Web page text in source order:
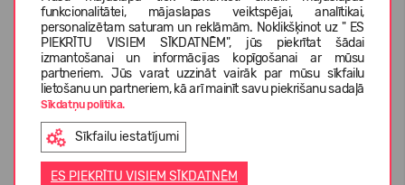
funkcionalitātei, mājaslapas veiktspējai, analītikai,
personalizētam saturam un reklāmām. Noklikšķinot uz " ES
PIEKRĪTU VISIEM SĪKDATNĒM", jūs piekrītat šādai
izmantošanai un informācijas kopīgošanai ar mūsu
partneriem. Jūs varat uzzināt vairāk par mūsu sīkfailu
lietošanu un partneriem, kā arī mainīt savu piekrišanu sadaļā
Sīkdatņu politika.
Sīkfailu iestatījumi
ES PIEKRĪTU VISIEM SĪKDATNĒM
PAR KEEN
KLIENTU ATSAUKSMES (0)
Līdzīgas preces